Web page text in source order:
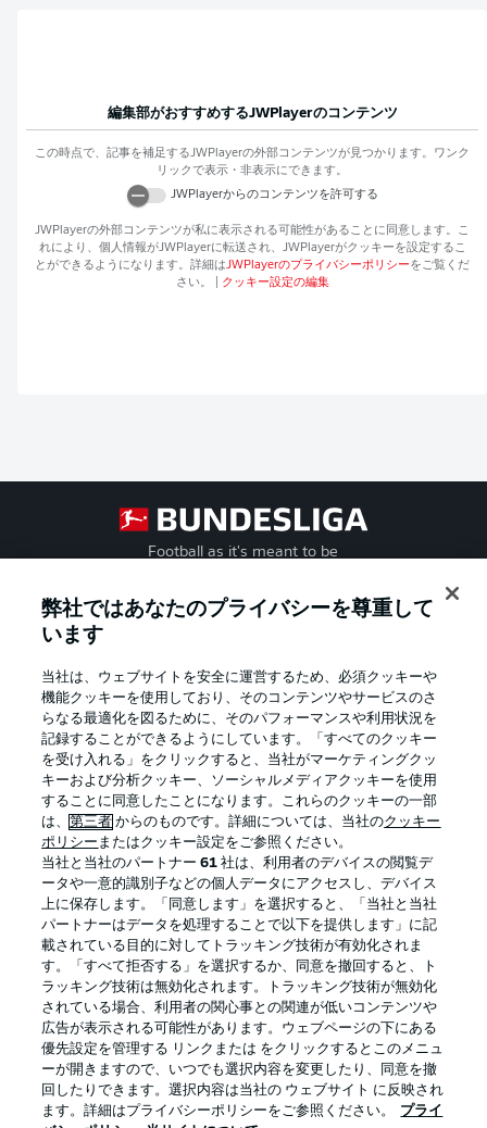
編集部がおすすめするJWPlayerのコンテンツ
この時点で、記事を補足するJWPlayerの外部コンテンツが見つかります。ワンク
リックで表示・非表示にできます。
JWPlayerからのコンテンツを許可する
JWPlayerの外部コンテンツが私に表示される可能性があることに同意します。こ
れにより、個人情報がJWPlayerに転送され、 JWPlayerがクッキーを設定するこ
とができるようになります。詳細はJWPlayerのプライバシーポリシーをご覧くだ
さい。
クッキー設定の編集
Football as it's meant to be
Official Partners
プライバシー・ポリシー 優先設定を管理する
利用条件 放送局
求人 選手
弊社ではあなたのプライバシーを尊重して
います
当社は、ウェブサイトを安全に運営するため、必須クッキーや
機能クッキーを使用しており、そのコンテンツやサービスのさ
らなる最適化を図るために、そのパフォーマンスや利用状況を
記録することができるようにしています。「すべてのクッキー
を受け入れる」をクリックすると、当社がマーケティングクッ
キーおよび分析クッキー、ソーシャルメディアクッキーを使用
することに同意したことになります。これらのクッキーの一部
は、第三者 からのものです。詳細については、当社のクッキー
ポリシー またはクッキー設定をご参照ください。
当社と当社のパートナー61 社は、利用者のデバイスの閲覧デ
ータや一意的識別子などの個人データにアクセスし、デバイス
上に保存します。「同意します」を選択すると、「当社と当社
パートナーはデータを処理することで以下を提供します」に記
載されている目的に対してトラッキング技術が有効化されま
す。「すべて拒否する」を選択するか、同意を撤回すると、ト
ラッキング技術は無効化されます。トラッキング技術が無効化
されている場合、利用者の関心事との関連が低いコンテンツや
広告が表示される可能性があります。ウェブページの下にある
優先設定を管理する リンクまたは をクリックするとこのメニュ
ーが開きますので、いつでも選択内容を変更したり、同意を撤
回したりできます。選択内容は当社の ウェブサイト に反映され
ます。詳細はプライバシーポリシーをご参照ください。
プライ